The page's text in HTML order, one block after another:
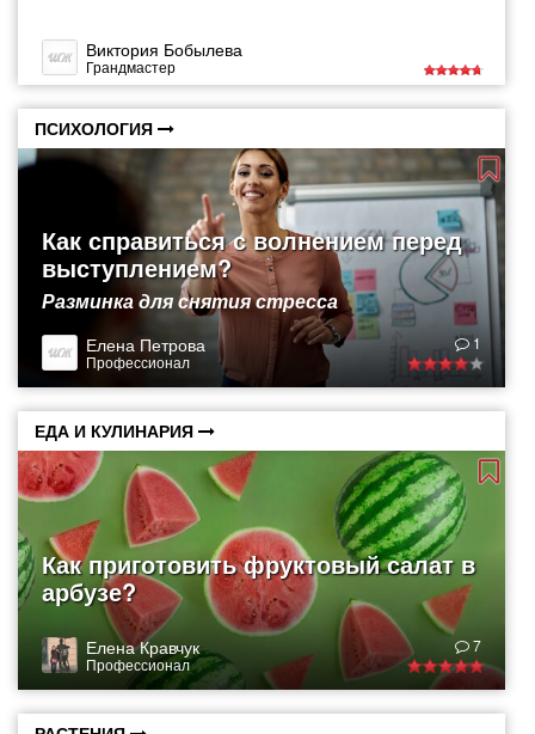
Виктория Бобылева
Грандмастер
ПСИХОЛОГИЯ
Как справиться с волнением перед
выступлением?
Разминка для снятия стресса
Елена Петрова
Профессионал
1
ЕДА И КУЛИНАРИЯ
Как приготовить фруктовый салат в
арбузе?
Елена Кравчук
Профессионал
7